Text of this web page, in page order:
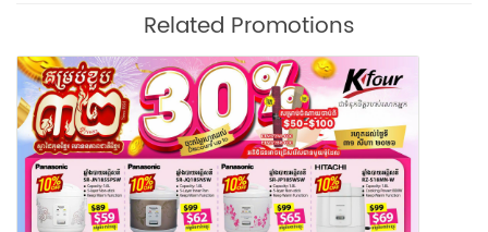
Related Promotions